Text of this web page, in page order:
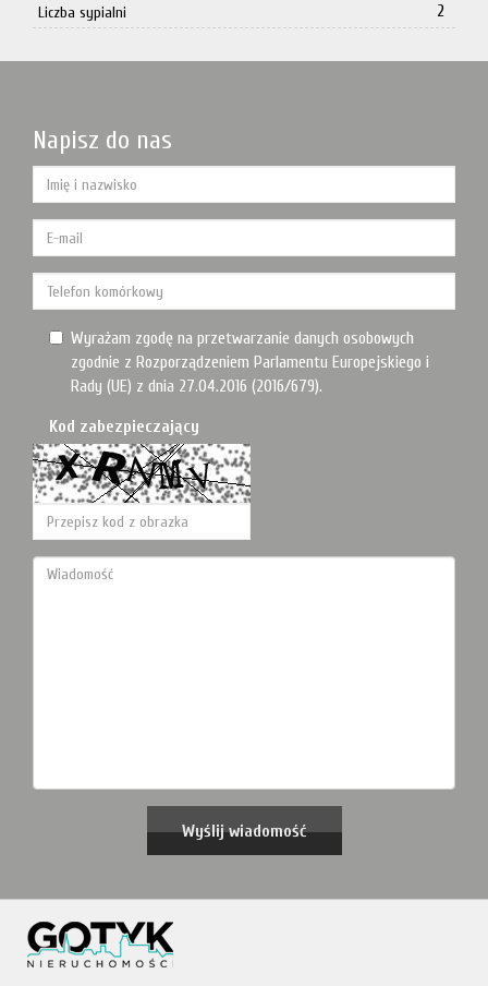
Liczba sypialni 2
Napisz do nas
Wyrażam zgodę na przetwarzanie danych osobowych
zgodnie z Rozporządzeniem Parlamentu Europejskiego i
Rady (UE) z dnia 27.04.2016 (2016/679).
Kod zabezpieczający